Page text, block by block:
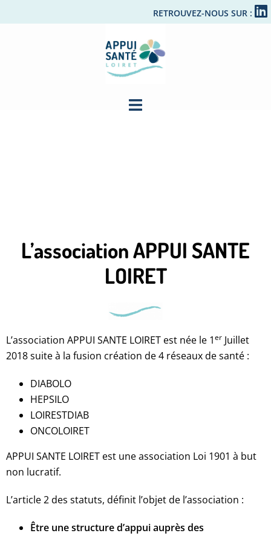
RETROUVEZ-NOUS SUR :
L’association APPUI SANTE
LOIRET
L’association APPUI SANTE LOIRET est née le 1er Juillet
2018 suite à la fusion création de 4 réseaux de santé :
DIABOLO
HEPSILO
LOIRESTDIAB
ONCOLOIRET
APPUI SANTE LOIRET est une association Loi 1901 à but
non lucratif.
L’article 2 des statuts, définit l’objet de l’association :
Être une structure d’appui auprès des